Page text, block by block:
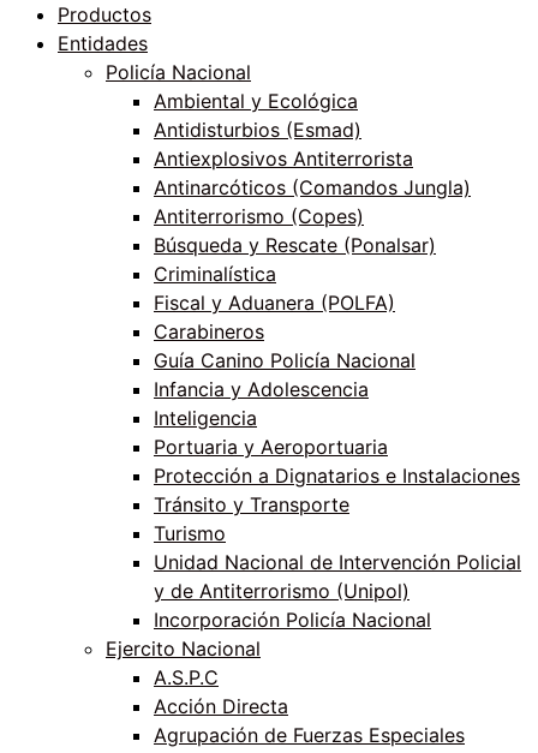
Productos
Entidades
Policía Nacional
Ambiental y Ecológica
Antidisturbios (Esmad)
Antiexplosivos Antiterrorista
Antinarcóticos (Comandos Jungla)
Antiterrorismo (Copes)
Búsqueda y Rescate (Ponalsar)
Criminalística
Fiscal y Aduanera (POLFA)
Carabineros
Guía Canino Policía Nacional
Infancia y Adolescencia
Inteligencia
Portuaria y Aeroportuaria
Protección a Dignatarios e Instalaciones
Tránsito y Transporte
Turismo
Unidad Nacional de Intervención Policial
y de Antiterrorismo (Unipol)
Incorporación Policía Nacional
Ejercito Nacional
A.S.P.C
Acción Directa
Agrupación de Fuerzas Especiales